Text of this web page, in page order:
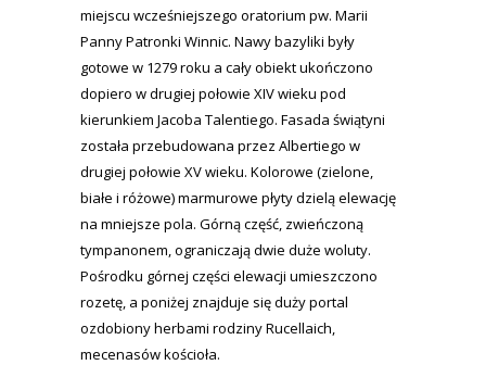
miejscu wcześniejszego oratorium pw. Marii
Panny Patronki Winnic. Nawy bazyliki były
gotowe w 1279 roku a cały obiekt ukończono
dopiero w drugiej połowie XIV wieku pod
kierunkiem Jacoba Talentiego. Fasada świątyni
została przebudowana przez Albertiego w
drugiej połowie XV wieku. Kolorowe (zielone,
białe i różowe) marmurowe płyty dzielą elewację
na mniejsze pola. Górną część, zwieńczoną
tympanonem, ograniczają dwie duże woluty.
Pośrodku górnej części elewacji umieszczono
rozetę, a poniżej znajduje się duży portal
ozdobiony herbami rodziny Rucellaich,
mecenasów kościoła.